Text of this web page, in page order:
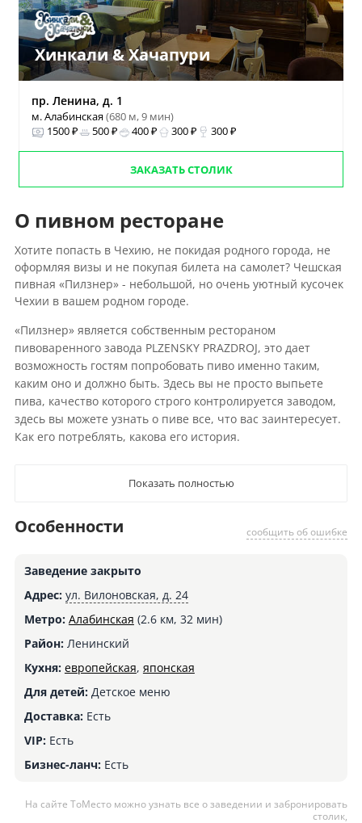
Хинкали & Хачапури
пр. Ленина, д. 1
м. Алабинская(680 м, 9 мин)
1500 ₽
500 ₽ 400 ₽ 300 ₽ 300 ₽
ЗАКАЗАТЬ СТОЛИК
О пивном ресторане
Хотите попасть в Чехию, не покидая родного города, не
оформляя визы и не покупая билета на самолет? Чешская
пивная «Пилзнер» - небольшой, но очень уютный кусочек
Чехии в вашем родном городе.
«Пилзнер» является собственным рестораном
пивоваренного завода PLZENSKY PRAZDROJ, это дает
возможность гостям попробовать пиво именно таким,
каким оно и должно быть. Здесь вы не просто выпьете
пива, качество которого строго контролируется заводом,
здесь вы можете узнать о пиве все, что вас заинтересует.
Как его потреблять, какова его история.
Показать полностью
сообщить об ошибке
Особенности
Заведение закрыто
Адрес: ул. Вилоновская, д. 24
Метро: Алабинская (2.6 км, 32 мин)
Район:Ленинский
Кухня: европейская, японская
Для детей:Детское меню
Доставка:Есть
VIP:Есть
Бизнес-ланч:Есть
На сайте ТоМесто можно узнать все о заведении и забронировать
столик,